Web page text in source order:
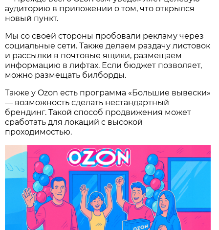
аудиторию в приложении о том, что открылся
новый пункт.
Мы со своей стороны пробовали рекламу через
социальные сети. Также делаем раздачу листовок
и рассылки в почтовые ящики, размещаем
информацию в лифтах. Если бюджет позволяет,
можно размещать билборды.
Также у Ozon есть программа «Большие вывески»
— возможность сделать нестандартный
брендинг. Такой способ продвижения может
сработать для локаций с высокой
проходимостью.